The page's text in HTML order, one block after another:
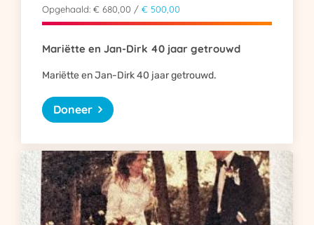
Opgehaald: € 680,00 / € 500,00
Mariëtte en Jan-Dirk 40 jaar getrouwd
Mariëtte en Jan-Dirk 40 jaar getrouwd.
Doneer